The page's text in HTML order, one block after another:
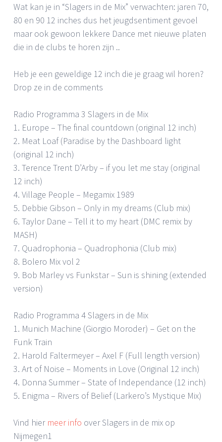
Wat kan je in “Slagers in de Mix” verwachten: jaren 70,
80 en 90 12 inches dus het jeugdsentiment gevoel
maar ook gewoon lekkere Dance met nieuwe platen
die in de clubs te horen zijn ..
Heb je een geweldige 12 inch die je graag wil horen?
Drop ze in de comments
Radio Programma 3 Slagers in de Mix
1. Europe – The final countdown (original 12 inch)
2. Meat Loaf (Paradise by the Dashboard light
(original 12 inch)
3. Terence Trent D’Arby – if you let me stay (original
12 inch)
4. Village People – Megamix 1989
5. Debbie Gibson – Only in my dreams (Club mix)
6. Taylor Dane – Tell it to my heart (DMC remix by
MASH)
7. Quadrophonia – Quadrophonia (Club mix)
8. Bolero Mix vol 2
9. Bob Marley vs Funkstar – Sun is shining (extended
version)
Radio Programma 4 Slagers in de Mix
1. Munich Machine (Giorgio Moroder) – Get on the
Funk Train
2. Harold Faltermeyer – Axel F (Full length version)
3. Art of Noise – Moments in Love (Original 12 inch)
4. Donna Summer – State of Independance (12 inch)
5. Enigma – Rivers of Belief (Larkero’s Mystique Mix)
Vind hier meer info over Slagers in de mix op
Nijmegen1